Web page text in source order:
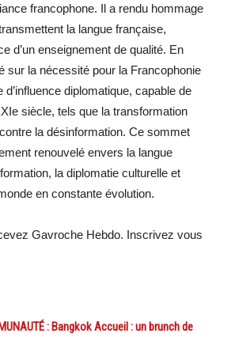
francophone. Il a rendu hommage
la langue française,
d’un enseignement de qualité. En
sur la nécessité pour la Francophonie
diplomatique, capable de
siècle, tels que la transformation
la désinformation. Ce sommet
renouvelé envers la langue
la diplomatie culturelle et
en constante évolution.
Gavroche Hebdo. Inscrivez vous
: Bangkok Accueil : un brunch de